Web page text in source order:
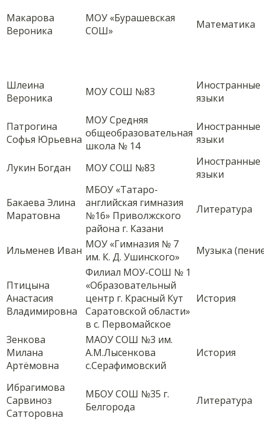
Макарова
Вероника
МОУ «Бурашевская
СОШ»
Математика
Шлеина
Вероника
МОУ СОШ №83
Иностранные
языки
Патрогина
Софья Юрьевна
МОУ Средняя
общеобразовательная
школа № 14
Иностранные
языки
Лукин Богдан МОУ СОШ №83
Иностранные
языки
Бакаева Элина
Маратовна
МБОУ «Татаро-
английская гимназия
№16» Приволжского
района г. Казани
Литература
Ильменев Иван МОУ «Гимназия № 7
им. К. Д. Ушинского»
Музыка
Птицына
Анастасия
Владимировна
Филиал МОУ-СОШ № 1
«Образовательный
центр г. Красный Кут
Саратовской области»
в с. Первомайское
История
Зенкова
Милана
Артёмовна
МАОУ СОШ №3 им.
А.М.Лысенкова
с.Серафимовский
История
Ибрагимова
Сарвиноз
Сатторовна
МБОУ СОШ №35 г.
Белгорода
Литература